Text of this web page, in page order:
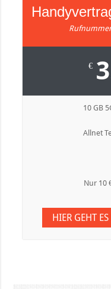
€
10 GB
Allnet
Nur 10
HIER GEHT